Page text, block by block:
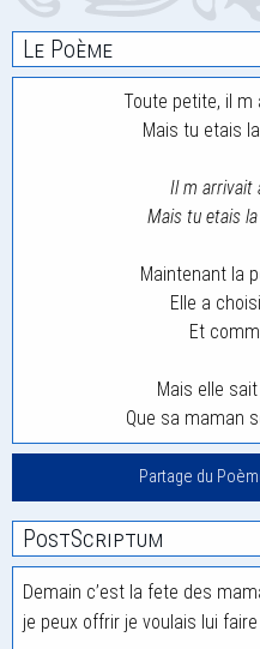
Le Poème
Toute petite, il m
Mais tu etais
Il m arrivait
Mais tu etais
Maintenant la
Elle a
Et
Mais elle
Que sa maman
Partage du
PostScriptum
Demain c’est la fete des
je peux offrir je voulais lui